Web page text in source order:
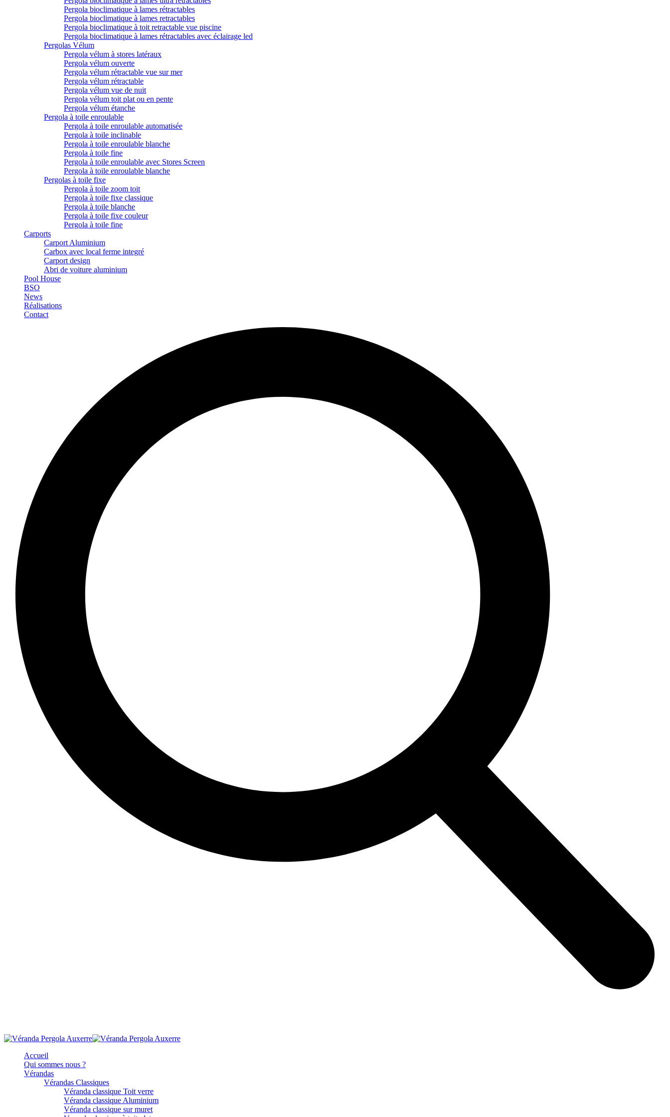
Pergola bioclimatique à lames rétractables
Pergola bioclimatique à lames retractables
Pergola bioclimatique à toit retractable vue piscine
Pergola bioclimatique à lames rétractables avec éclairage led
Pergolas Vélum
Pergola vélum à stores latéraux
Pergola vélum ouverte
Pergola vélum rétractable vue sur mer
Pergola vélum rétractable
Pergola vélum vue de nuit
Pergola vélum toit plat ou en pente
Pergola vélum étanche
Pergola à toile enroulable
Pergola à toile enroulable automatisée
Pergola à toile inclinable
Pergola à toile enroulable blanche
Pergola à toile fine
Pergola à toile enroulable avec Stores Screen
Pergola à toile enroulable blanche
Pergolas à toile fixe
Pergola à toile zoom toit
Pergola à toile fixe classique
Pergola à toile blanche
Pergola à toile fixe couleur
Pergola à toile fine
Carports
Carport Aluminium
Carbox avec local ferme integré
Carport design
Abri de voiture aluminium
Pool House
BSO
News
Réalisations
Contact
Accueil
Qui sommes nous ?
Vérandas
Vérandas Classiques
Véranda classique Toit verre
Véranda classique Aluminium
Véranda classique sur muret